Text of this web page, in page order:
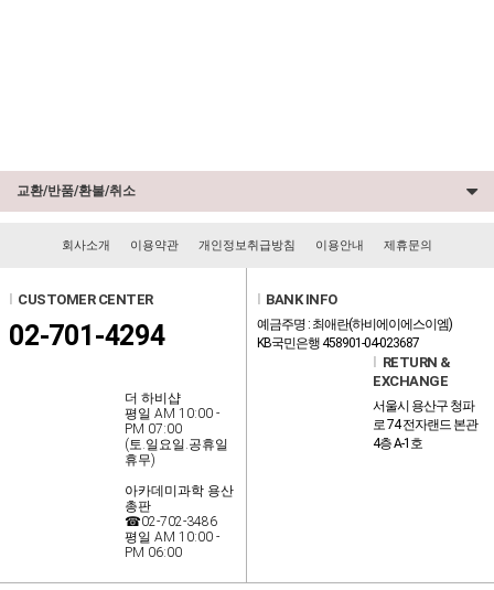
교환/반품/환불/취소
회사소개 이용약관 개인정보취급방침 이용안내 제휴문의
CUSTOMER CENTER
02-701-4294
더 하비샵
평일 AM 10:00 -
PM 07:00
(토.일요일.공휴일
휴무)
아카데미과학 용산
총판
☎02-702-3486
평일 AM 10:00 -
PM 06:00
BANK INFO
예금주명 : 최애란(하비에이에스이엠)
KB국민은행 458901-04-023687
RETURN &
EXCHANGE
서울시 용산구 청파
로 74 전자랜드 본관
4층 A-1호